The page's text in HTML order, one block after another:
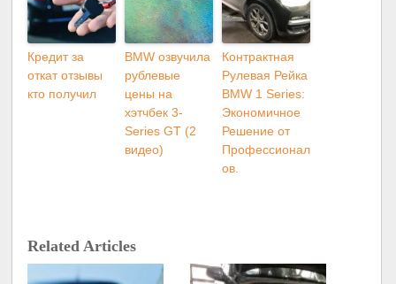
Кредит за
откат отзывы
кто получил
BMW озвучила
рублевые
цены на
хэтчбек 3-
Series GT (2
видео)
Контрактная
Рулевая Рейка
BMW 1 Series:
Экономичное
Решение от
Профессионал
ов.
Related Articles